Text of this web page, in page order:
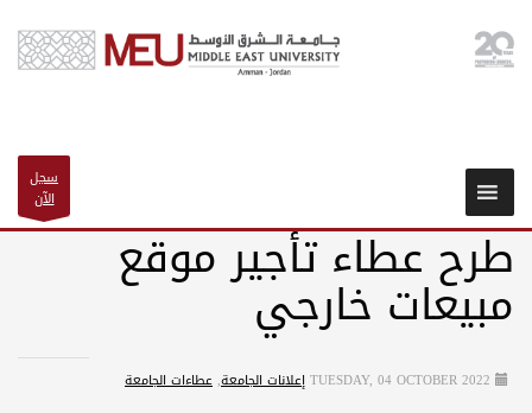
سجل
الآن
طرح عطاء تأجير موقع
مبيعات خارجي
TUESDAY, 04 OCTOBER 2022إعلانات الجامعة,عطاءات الجامعة